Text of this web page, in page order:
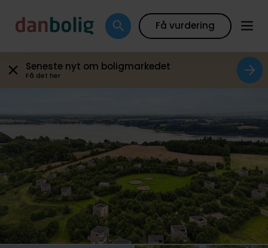
Få vurdering
Seneste nyt om boligmarkedet
Få det her
Galleri Boligfakta Kort Beregn boliglån